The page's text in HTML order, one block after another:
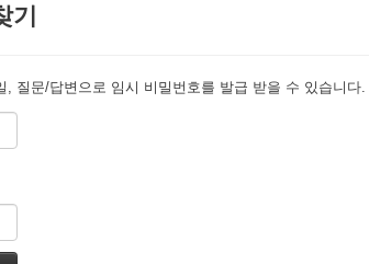
질문/답변으로 임시 비밀번호를 발급 받을 수 있습니다.